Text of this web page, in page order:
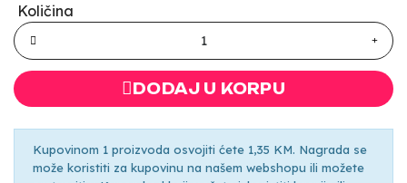
Količina
DODAJ U KORPU
Kupovinom 1 proizvoda osvojiti ćete 1,35 KM. Nagrada se
može koristiti za kupovinu na našem webshopu ili možete